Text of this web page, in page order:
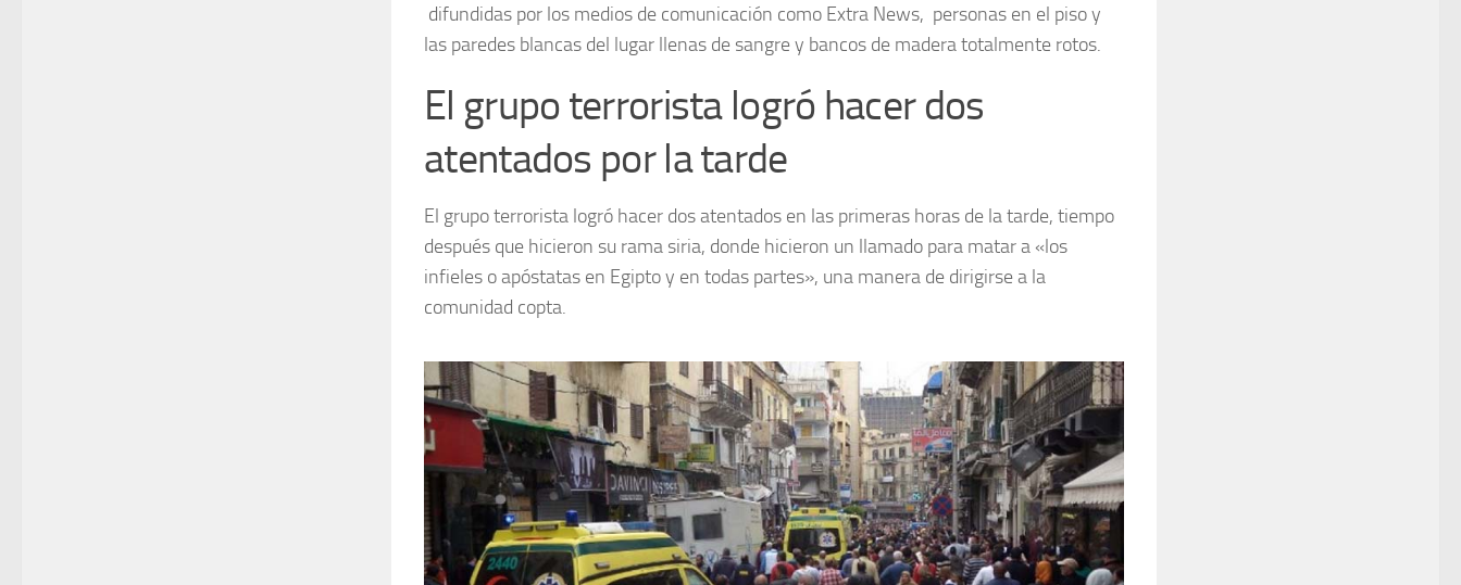
difundidas por los medios de comunicación como Extra News, personas en el piso y
las paredes blancas del lugar llenas de sangre y bancos de madera totalmente rotos.
El grupo terrorista logró hacer dos
atentados por la tarde
El grupo terrorista logró hacer dos atentados en las primeras horas de la tarde, tiempo
después que hicieron su rama siria, donde hicieron un llamado para matar a «los
infieles o apóstatas en Egipto y en todas partes», una manera de dirigirse a la
comunidad copta.